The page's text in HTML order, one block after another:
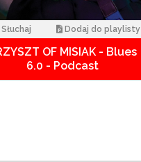
Słuchaj Dodaj do playlisty
OF MISIAK - Blues
6.0 - Podcast